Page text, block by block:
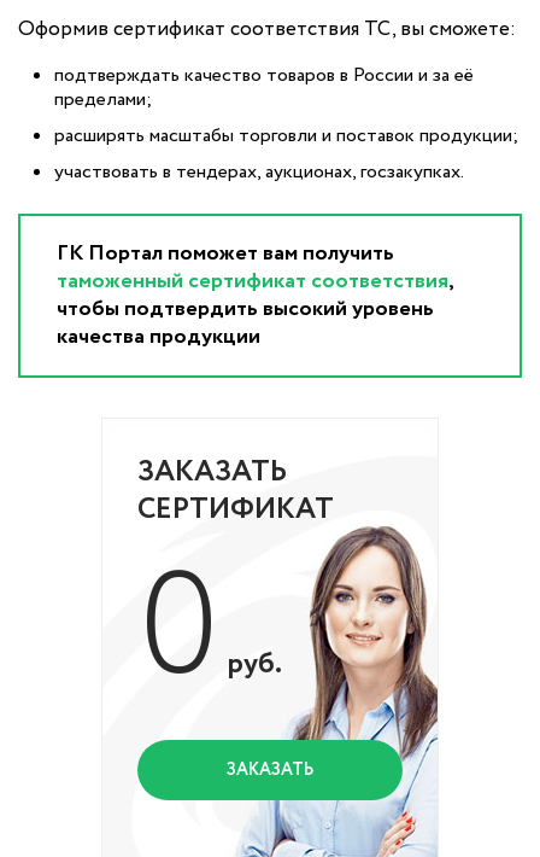
Оформив сертификат соответствия ТС, вы сможете:
подтверждать качество товаров в России и за её
пределами;
расширять масштабы торговли и поставок продукции;
участвовать в тендерах, аукционах, госзакупках.
ГК Портал поможет вам получить
таможенный сертификат соответствия,
чтобы подтвердить высокий уровень
качества продукции
ЗАКАЗАТЬ
СЕРТИФИКАТ
0 руб.
ЗАКАЗАТЬ